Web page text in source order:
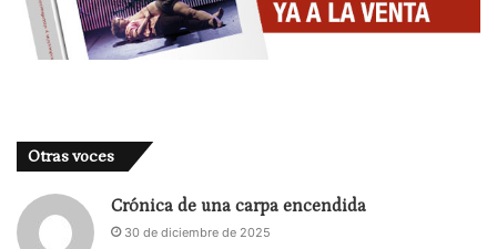
Otras voces
Crónica de una carpa encendida
30 de diciembre de 2025